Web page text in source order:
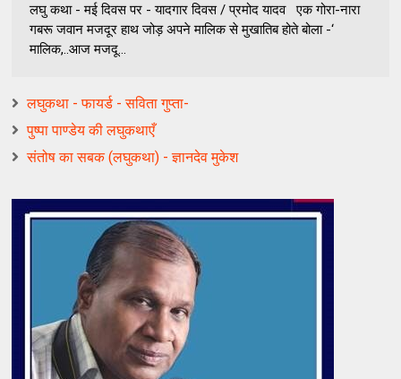
लघु कथा - मई दिवस पर - यादगार दिवस / प्रमोद यादव एक गोरा-नारा
गबरू जवान मजदूर हाथ जोड़ अपने मालिक से मुखातिब होते बोला -‘
मालिक,..आज मजदू...
लघुकथा - फायर्ड - सविता गुप्ता-
पुष्पा पाण्डेय की लघुकथाएँ
संतोष का सबक (लघुकथा) - ज्ञानदेव मुकेश